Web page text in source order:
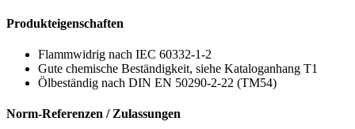
Produkteigenschaften
Flammwidrig nach IEC 60332-1-2
Gute chemische Beständigkeit, siehe Kataloganhang T1
Ölbeständig nach DIN EN 50290-2-22 (TM54)
Norm-Referenzen / Zulassungen